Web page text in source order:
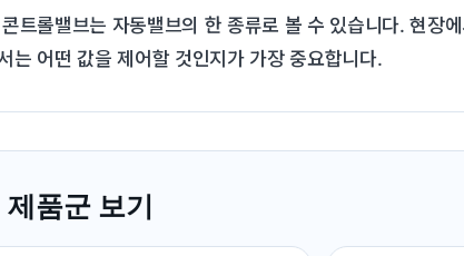
트롤밸브는 자동밸브의 한 종류로 볼 수 있습니다. 현장
는 어떤 값을 제어할 것인지가 가장 중요합니다.
품군 보기